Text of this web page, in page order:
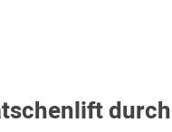
durch